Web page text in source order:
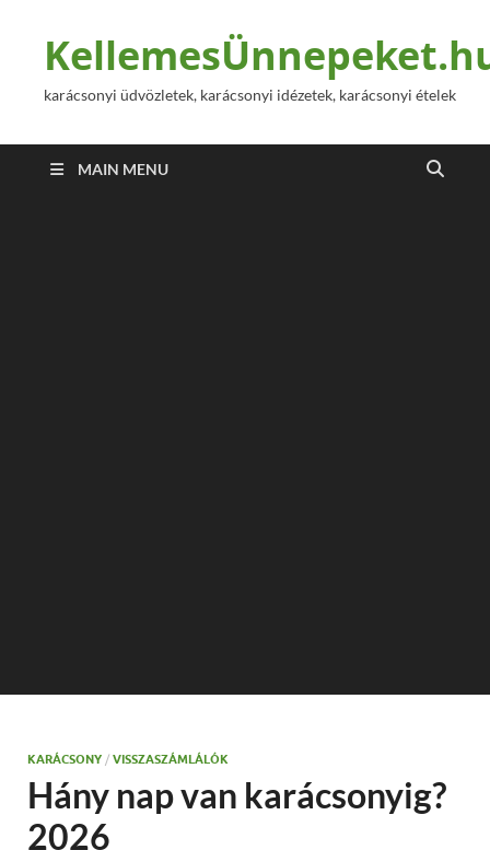
karácsonyi üdvözletek, karácsonyi idézetek, karácsonyi ételek
MAIN MENU
KARÁCSONY / VISSZASZÁMLÁLÓK
Hány nap van karácsonyig?
2026